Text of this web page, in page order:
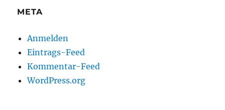
META
Anmelden
Eintrags-Feed
Kommentar-Feed
WordPress.org